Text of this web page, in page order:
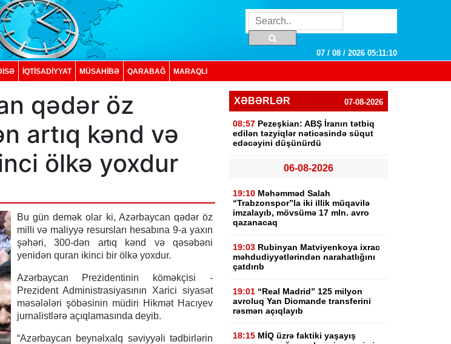
07 / 08 / 2026 05:11:11
İQTISADIYYAT MÜSAHİBƏ QARABAĞ MARAQLI
qədər öz
artıq kənd və
ölkə yoxdur
Bu gün demək olar ki, Azərbaycan qədər öz
milli və maliyyə resursları hesabına 9-a yaxın
şəhəri, 300-dən artıq kənd və qəsəbəni
yenidən quran ikinci bir ölkə yoxdur.
Azərbaycan Prezidentinin köməkçisi -
Prezident Administrasiyasının Xarici siyasət
məsələləri şöbəsinin müdiri Hikmət Hacıyev
jurnalistlərə açıqlamasında deyib.
“Azərbaycan beynəlxalq səviyyəli tədbirlərin
XƏBƏRLƏR 07-08-2026
08:57 Pezeşkian: ABŞ İranın tətbiq
edilən təzyiqlər nəticəsində süqut
edəcəyini düşünürdü
06-08-2026
19:10 Məhəmməd Salah
“Trabzonspor”la iki illik müqavilə
imzalayıb, mövsümə 17 mln. avro
qazanacaq
19:03 Rubinyan Matviyenkoya ixrac
məhdudiyyətlərindən narahatlığını
çatdırıb
19:01 “Real Madrid” 125 milyon
avroluq Yan Diomande transferini
rəsmən açıqlayıb
18:15 MİQ üzrə faktiki yaşayış